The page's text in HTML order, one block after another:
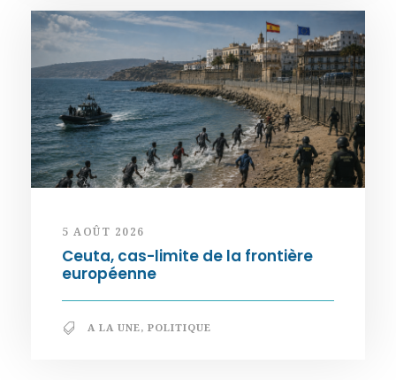
5 AOÛT 2026
Ceuta, cas-limite de la frontière
européenne
A LA UNE, POLITIQUE